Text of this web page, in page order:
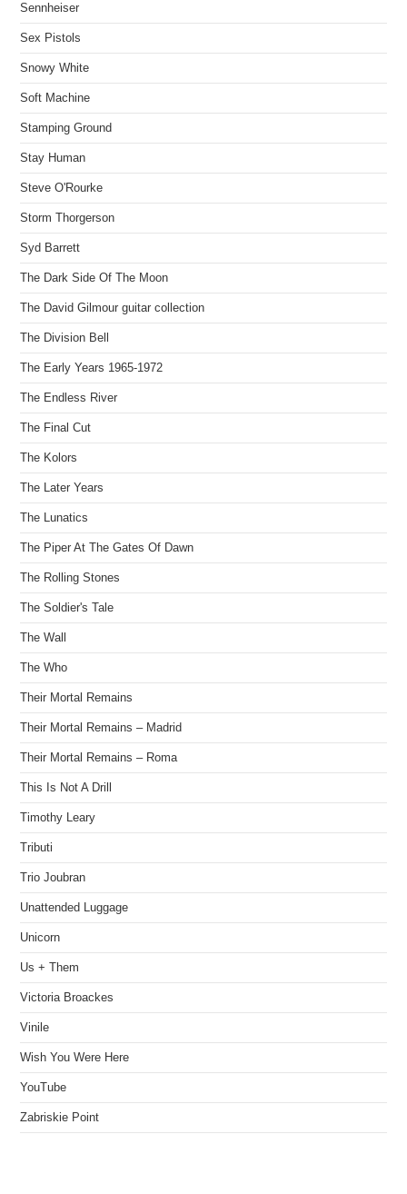
Sennheiser
Sex Pistols
Snowy White
Soft Machine
Stamping Ground
Stay Human
Steve O'Rourke
Storm Thorgerson
Syd Barrett
The Dark Side Of The Moon
The David Gilmour guitar collection
The Division Bell
The Early Years 1965-1972
The Endless River
The Final Cut
The Kolors
The Later Years
The Lunatics
The Piper At The Gates Of Dawn
The Rolling Stones
The Soldier's Tale
The Wall
The Who
Their Mortal Remains
Their Mortal Remains – Madrid
Their Mortal Remains – Roma
This Is Not A Drill
Timothy Leary
Tributi
Trio Joubran
Unattended Luggage
Unicorn
Us + Them
Victoria Broackes
Vinile
Wish You Were Here
YouTube
Zabriskie Point